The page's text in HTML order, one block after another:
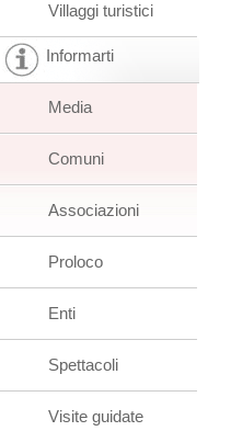
Villaggi turistici
Informarti
Media
Comuni
Associazioni
Proloco
Enti
Spettacoli
Visite guidate